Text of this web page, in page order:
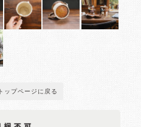
トップページに戻る